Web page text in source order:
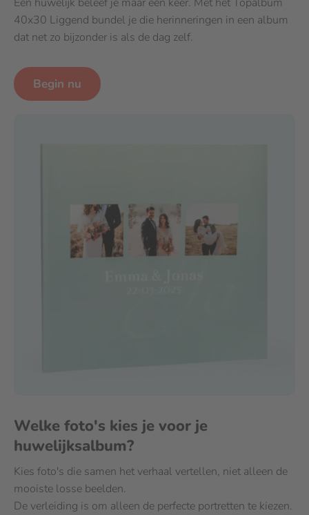
40x30 Liggend bundel je die herinneringen in een album
dat net zo bijzonder is als de dag zelf.
Begin nu
Welke foto's kies je voor je
huwelijksalbum?
Kies foto's die samen het verhaal vertellen, niet alleen de
mooiste losse beelden.
De verleiding is om alleen de perfecte portretten te kiezen.